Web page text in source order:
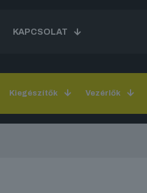
KAPCSOLAT
Kiegészítők Vezérlők